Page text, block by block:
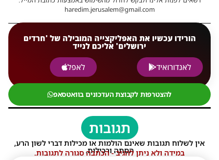
haredim.jerusalem@gmail.com
הורידו עכשיו את האפליקצייה המובילה של 'חרדים
ירושלים' אליכם לנייד
לאנדורואיד
לאפל
להצטרפות לקבוצת העדכונים בוואטסאפ
תגובות
אין לשלוח תגובות שאינם הולמות או מכילות דברי לשון הרע,
הסתה ורכילות.
במידה ולא ניתן להגיב - הכתבה סגורה לתגובות.